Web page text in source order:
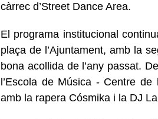
càrrec d’Street Dance Area.
El programa institucional
plaça de l’Ajuntament, amb la
bona acollida de l’any passat.
l’Escola de Música - Centre
amb la rapera Cósmika i la DJ